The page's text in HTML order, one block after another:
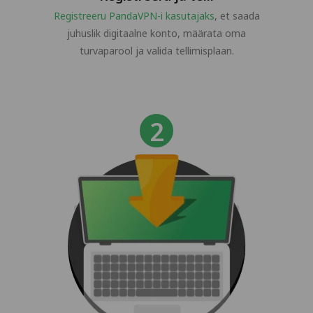
Registreeru PandaVPN-i kasutajaks, et saada
juhuslik digitaalne konto, määrata oma
turvaparool ja valida tellimisplaan.